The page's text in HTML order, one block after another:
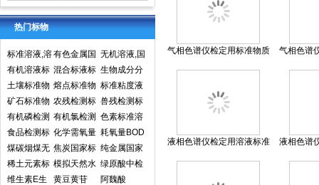
热门标物
标准溶液,溶
液标准物质,
国家标准物
质网
有色金属国
家标准物质
中心,国家标
准物质网
无机溶液,国
家标准物质
网,国家标准
物质中心
有机溶液标
准物质中国
计量院标准
物质中心
混合标液标
准物质
生物成分分
析标准物质
土壤标准物
质
熔点标准物
质
标准粘度液
矿石标准物
质
农残检测标
准样品,标准
溶液,标准物
质
兽残检测标
准样品,标准
溶液,标准物
质
有机磷检测
标准样品,标
准溶液,标准
物质
有机氯检测
标准样品标
准溶液标准
物质
色素标准溶
液标准物质
食品检测
食品检测标
准物质标准
样品标准溶
液
化学需氧量
COD标准溶
液标准物质
标样环境标
耗氧量BOD
5标准溶液
标准物质标
样环境标准
煤碳烟煤无
烟煤国家标
准物质国家
焦炭国家标
准物质国家
标准样品
纯金属国家
实物标准样
品
稀土元素标
准物质标准
模拟天然水
标准溶液
绿原酸中检
所标准品对
维生素E生
黄豆黄苷
阿魏酸
气相色谱仪检定用标准物质
气相色谱
液相色谱仪检定用溶液标准
液相色谱